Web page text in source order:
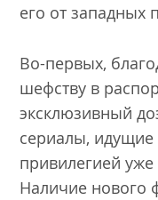
его от западных
Во-первых,
шефству в
эксклюзивный
сериалы, идущие
привилегией уже
Наличие нового